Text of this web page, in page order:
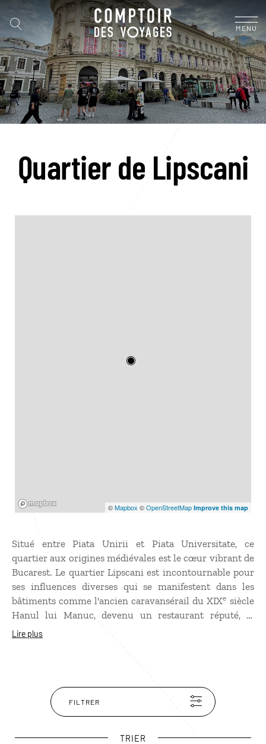
MENU
Quartier de Lipscani
©Mapbox ©OpenStreetMap Improve this map
Situé entre Piata Unirii et Piata Universitate, ce
quartier aux origines médiévales est le cœur vibrant de
Bucarest. Le quartier Lipscani est incontournable pour
ses influences diverses qui se manifestent dans les
bâtiments comme l'ancien caravansérail du XIXe siècle
Hanul lui Manuc, devenu un restaurant réputé, la
librairie historique Carturesti, le passage Victoria très
Lire plus
FILTRER
TRIER